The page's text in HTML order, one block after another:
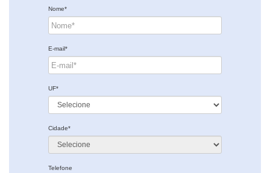
Nome*
E-mail*
UF*
Cidade*
Telefone